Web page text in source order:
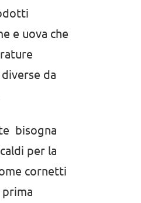
e uova che
da
bisogna
per la
cornetti